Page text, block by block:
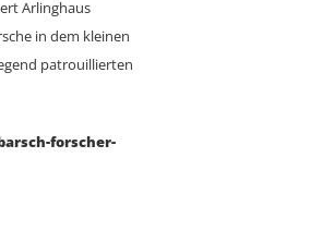
Arlinghaus
in dem kleinen
patrouillierten
forscher-